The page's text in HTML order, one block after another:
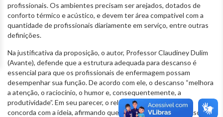
profissionais. Os ambientes precisam ser arejados, dotados de
conforto térmico e acústico, e devem ter área compatível com a
quantidade de profissionais diariamente em serviço, entre outras
definições.
Na justificativa da proposição, o autor, Professor Claudiney Dulim
(Avante), defende que a estrutura adequada para descanso é
essencial para que os profissionais de enfermagem possam
desempenhar sua função. De acordo com ele, o descanso “melhora
a atenção, o raciocínio, o humor e, consequentemente, a
produtividade”. Em seu parecer, o relator, Dr. Célio Frois (PV),
concorda com a ideia, afirmando que condições dignas de descanso